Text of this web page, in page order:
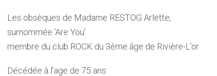
Les obsèques de Madame RESTOG Arlette,
surnommée ‘Are You’
membre du club ROCK du 3ème âge de Rivière-L’or
Décédée à l’age de 75 ans